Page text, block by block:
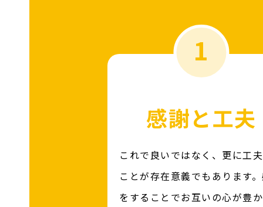
1
感謝と工夫
これで良いではなく、更に工
ことが存在意義でもあります
をすることでお互いの心が豊